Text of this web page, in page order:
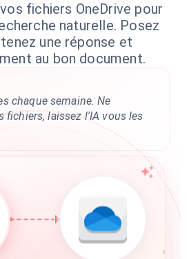
fichiers OneDrive pour
naturelle. Posez
une réponse et
au bon document.
chaque semaine. Ne
fichiers, laissez l'IA vous les